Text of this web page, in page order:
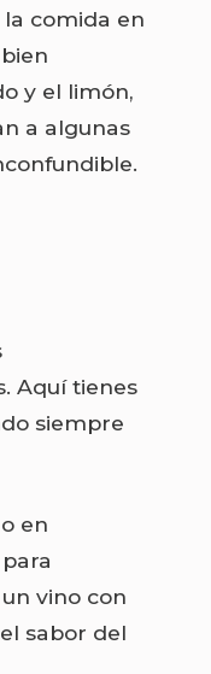
comida en
y el limón,
a algunas
Aquí tienes
siempre
en
vino con
sabor del